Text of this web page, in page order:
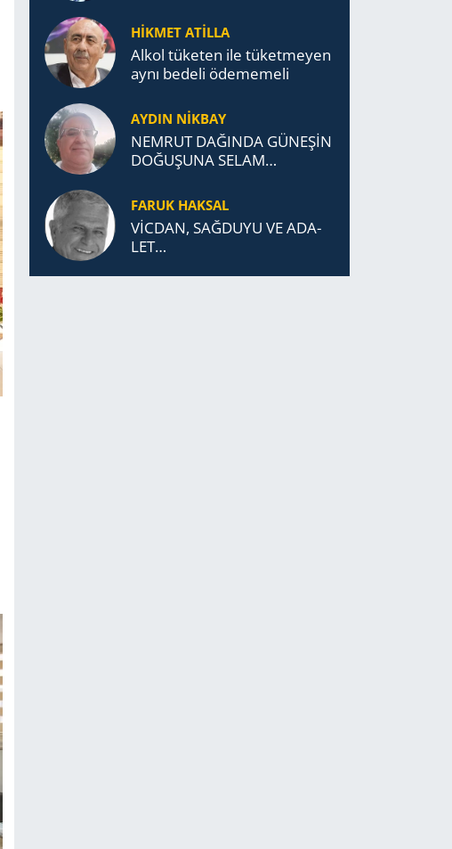
TÜRK DEVLETLERİ
TEŞKİLATI’NA UZANAN
MİRASI
HİKMET ATİLLA
Alkol tü­ke­ten ile tü­ket­me­yen
aynı be­de­li öde­me­me­li
AYDIN NİKBAY
NEMRUT DAĞINDA GÜNEŞİN
DOĞUŞUNA SELAM
FARUK HAKSAL
VİCDAN, SAĞ­DU­YU VE ADA­
LET…